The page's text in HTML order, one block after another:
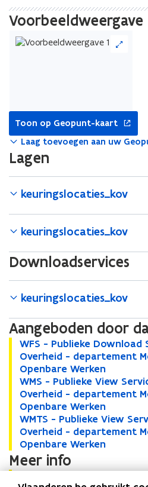
Voorbeeldweergave
Toon op Geopunt-kaart
opent
nieuw
venster
Laag toevoegen aan uw
Lagen
keuringslocaties_kov
keuringslocaties_kov
Downloadservices
keuringslocaties_kov
Aangeboden door
W
F
S
-
P
u
b
l
i
e
k
WFS - Publieke Download
Overheid - departement
Openbare Werken
W
F
S
-
P
u
b
l
i
e
k
e
W
M
S
-
P
u
b
l
WMS - Publieke View
Overheid - departement
Openbare Werken
W
M
S
-
P
u
b
l
i
W
M
T
S
-
WMTS - Publieke View
Overheid - departement
Openbare Werken
W
M
T
S
-
P
Meer info
Bekijk alle metadata
B